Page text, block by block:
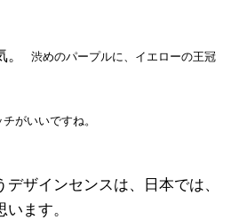
渋めのパープルに、イエローの王冠
がいいですね。
ザインセンスは、日本では、
ます。